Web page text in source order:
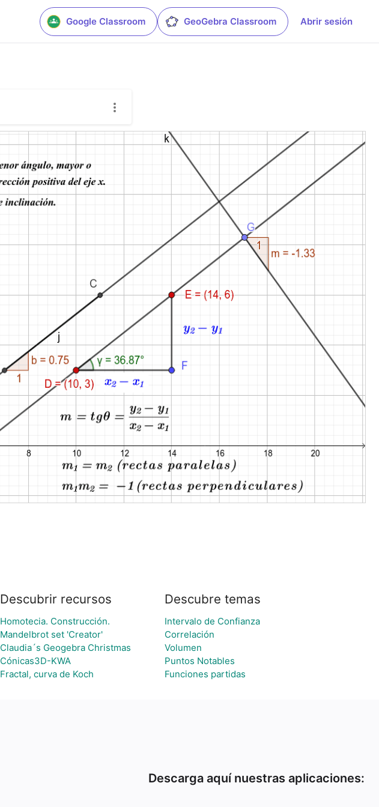
Google Classroom GeoGebra Classroom Abrir sesión
Descubrir recursos
Homotecia. Construcción.
Mandelbrot set 'Creator'
Claudia´s Geogebra Christmas
Cónicas3D-KWA
Fractal, curva de Koch
Descubre temas
Intervalo de Confianza
Correlación
Volumen
Puntos Notables
Funciones partidas
Descarga aquí nuestras aplicaciones: